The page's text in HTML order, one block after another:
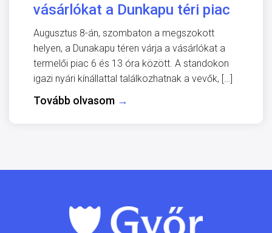
vásárlókat a Dunkapu téri piac
Augusztus 8-án, szombaton a megszokott
helyen, a Dunakapu téren várja a vásárlókat a
termelői piac 6 és 13 óra között. A standokon
igazi nyári kínállattal találkozhatnak a vevők, […]
Tovább olvasom →